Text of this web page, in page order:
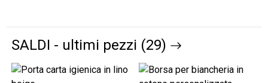
SALDI - ultimi pezzi (29)